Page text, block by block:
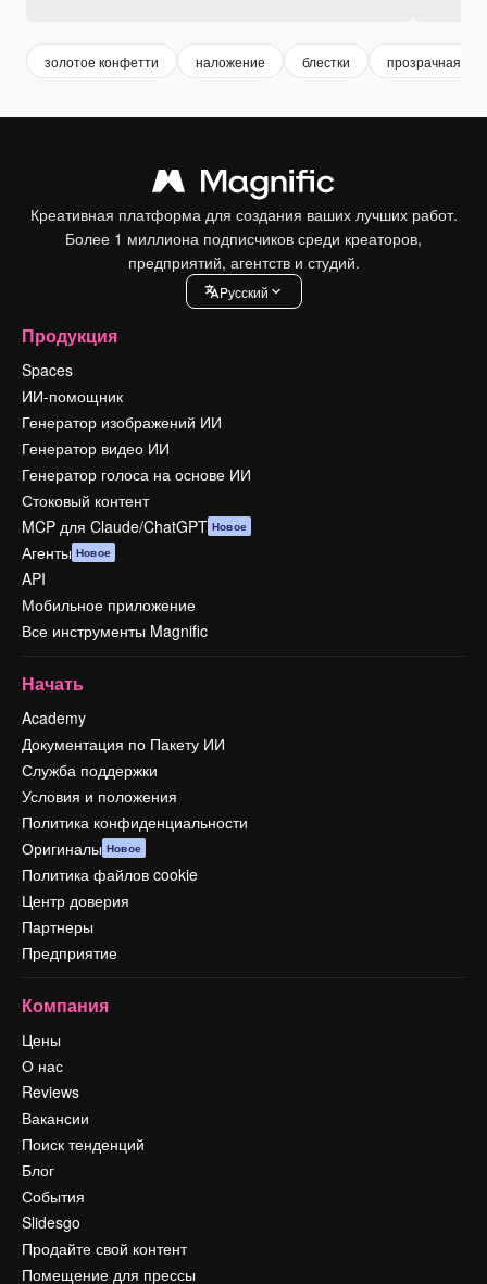
золотое конфетти наложение блестки прозрачная
Креативная платформа для создания ваших лучших работ.
Более 1 миллиона подписчиков среди креаторов,
предприятий, агентств и студий.
Pусский
Продукция
Spaces
ИИ-помощник
Генератор изображений ИИ
Генератор видео ИИ
Генератор голоса на основе ИИ
Стоковый контент
MCP для Claude/ChatGPT Новое
Агенты Новое
API
Мобильное приложение
Все инструменты Magnific
Начать
Academy
Документация по Пакету ИИ
Служба поддержки
Условия и положения
Политика конфиденциальности
Оригиналы Новое
Политика файлов cookie
Центр доверия
Партнеры
Предприятие
Компания
Цены
О нас
Reviews
Вакансии
Поиск тенденций
Блог
События
Slidesgo
Продайте свой контент
Помещение для прессы